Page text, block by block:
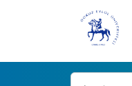
Ara